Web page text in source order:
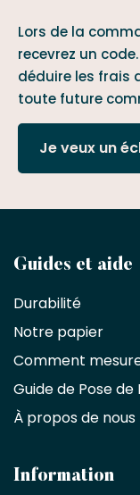
Lors de la
recevrez un
déduire les frais
toute future
Je veux un
Devenez
partenaire
Décorateurs
d'intérieur,
designers
architectes
Guides et aide
Durabilité
Notre papier
Comment
Guide de Pose de
À propos de nous
Information